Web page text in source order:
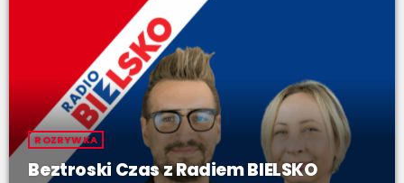
ROZRYWKA
Beztroski Czas z Radiem BIELSKO